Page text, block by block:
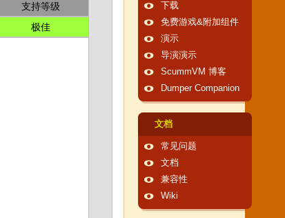
支持等级
极佳
下载
免费游戏&附加组件
演示
导演演示
ScummVM 博客
Dumper Companion
文档
常见问题
文档
兼容性
Wiki